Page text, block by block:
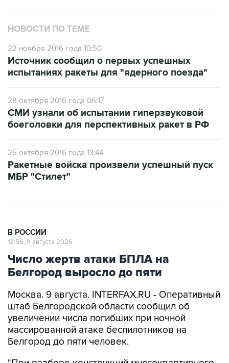
НОВОСТИ ПО ТЕМЕ
22 ноября 2016 года 10:50
Источник сообщил о первых успешных
испытаниях ракеты для "ядерного поезда"
28 октября 2016 года 06:17
СМИ узнали об испытании гиперзвуковой
боеголовки для перспективных ракет в РФ
25 октября 2016 года 13:44
Ракетные войска произвели успешный пуск
МБР "Стилет"
В РОССИИ
12:56, 9 августа 2026
Число жертв атаки БПЛА на
Белгород выросло до пяти
Москва. 9 августа. INTERFAX.RU - Оперативный
штаб Белгородской области сообщил об
увеличении числа погибших при ночной
массированной атаке беспилотников на
Белгород до пяти человек.